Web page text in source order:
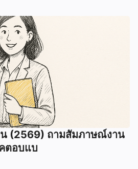
(2569) ถามสัมภาษณ์งาน
ตอบแบ